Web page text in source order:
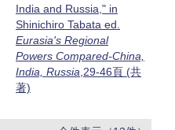
India and Russia," in
Shinichiro Tabata ed.
Eurasia's Regional
Powers Compared-China,
India, Russia ,29-46頁 (共
著)